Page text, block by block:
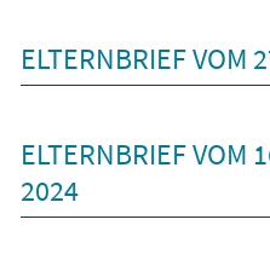
ELTERNBRIEF VOM
ELTERNBRIEF VOM
2024